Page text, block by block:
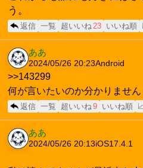
う。
返信 一覧 超いいね23 いいね順
ああ
2024/05/26 20:23Android
>>143299
何が言いたいのか分かりません
返信 一覧 超いいね9 いいね順
ああ
2024/05/26 20:13iOS17.4.1